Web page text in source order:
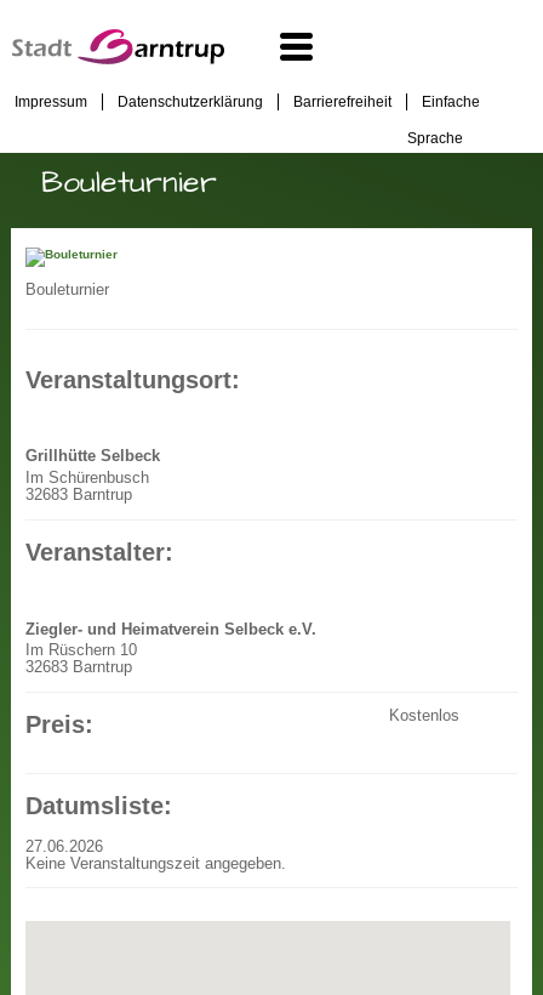
Impressum Datenschutzerklärung Barrierefreiheit Einfache
Sprache
Bouleturnier
Bouleturnier
Veranstaltungsort:
Grillhütte Selbeck
Im Schürenbusch
32683 Barntrup
Veranstalter:
Ziegler- und Heimatverein Selbeck e.V.
Im Rüschern 10
32683 Barntrup
Preis: Kostenlos
Datumsliste:
27.06.2026
Keine Veranstaltungszeit angegeben.